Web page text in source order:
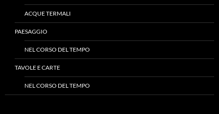
ACQUE TERMALI
PAESAGGIO
NEL CORSO DEL TEMPO
TAVOLE E CARTE
NEL CORSO DEL TEMPO